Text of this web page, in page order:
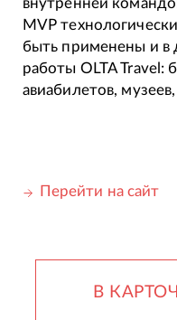
внутренней
MVP
быть применены и в
работы OLTA Travel:
авиабилетов,
Перейти на сайт
В